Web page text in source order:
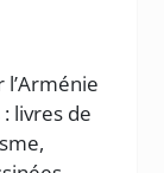
l’Arménie
livres de